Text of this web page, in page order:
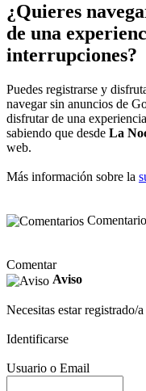
¿Quieres
de una
interrupciones?
Puedes registrarse y
navegar sin anuncios de
disfrutar de una
sabiendo que desde La
web.
Más información sobre la
Comentar
Aviso
Necesitas estar registrado/
Identificarse
Usuario o Email